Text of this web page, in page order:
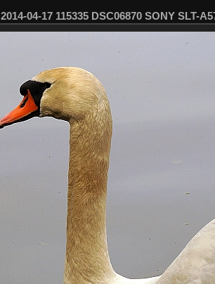
2014-04-17 115335 DSC06870 SONY SLT-